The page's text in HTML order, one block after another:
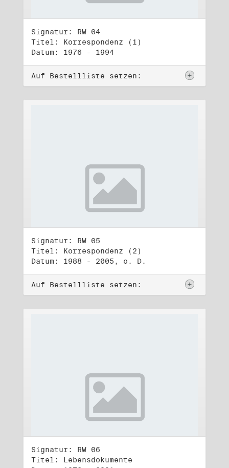
Signatur: RW 04
Titel: Korrespondenz (1)
Datum: 1976 - 1994
Auf Bestellliste setzen:
Signatur: RW 05
Titel: Korrespondenz (2)
Datum: 1988 - 2005, o. D.
Auf Bestellliste setzen:
Signatur: RW 06
Titel: Lebensdokumente